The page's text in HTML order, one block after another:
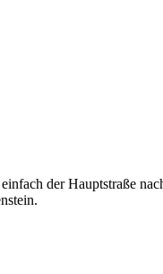
der Hauptstraße